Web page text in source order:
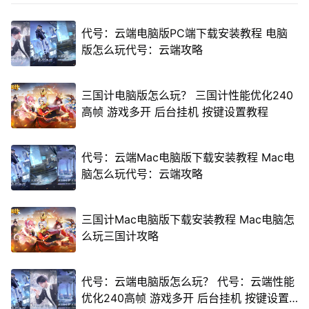
代号：云端电脑版PC端下载安装教程 电脑
版怎么玩代号：云端攻略
三国计电脑版怎么玩？ 三国计性能优化240
高帧 游戏多开 后台挂机 按键设置教程
代号：云端Mac电脑版下载安装教程 Mac电
脑怎么玩代号：云端攻略
三国计Mac电脑版下载安装教程 Mac电脑怎
么玩三国计攻略
代号：云端电脑版怎么玩？ 代号：云端性能
优化240高帧 游戏多开 后台挂机 按键设置